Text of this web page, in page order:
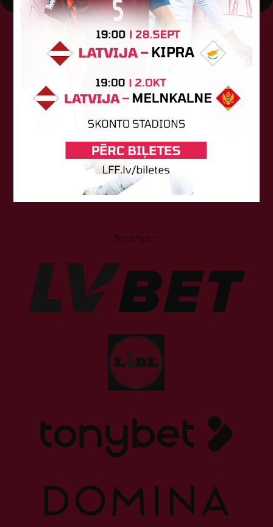
Tehniskais sponsors
Sponsori